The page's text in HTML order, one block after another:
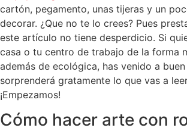
cartón, pegamento, unas tijeras y un
decorar. ¿Que no te lo crees? Pues
este artículo no tiene desperdicio. Si
casa o tu centro de trabajo de la forma
además de ecológica, has venido a buen
sorprenderá gratamente lo que vas a
¡Empezamos!
Cómo hacer arte con